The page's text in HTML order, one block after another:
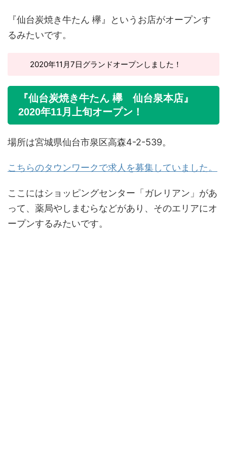
『仙台炭焼き牛たん 欅』というお店がオープンす
るみたいです。
2020年11月7日グランドオープンしました！
『仙台炭焼き牛たん 欅 仙台泉本店』
2020年11月上旬オープン！
場所は宮城県仙台市泉区高森4-2-539。
こちらのタウンワークで求人を募集していました。
ここにはショッピングセンター「ガレリアン」があ
って、薬局やしまむらなどがあり、そのエリアにオ
ープンするみたいです。